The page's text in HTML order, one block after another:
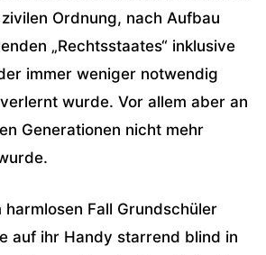
Ordnung, nach Aufbau
„Rechtsstaates“ inklusive
immer weniger notwendig
wurde. Vor allem aber an
Generationen nicht mehr
harmlosen Fall Grundschüler
auf ihr Handy starrend blind in